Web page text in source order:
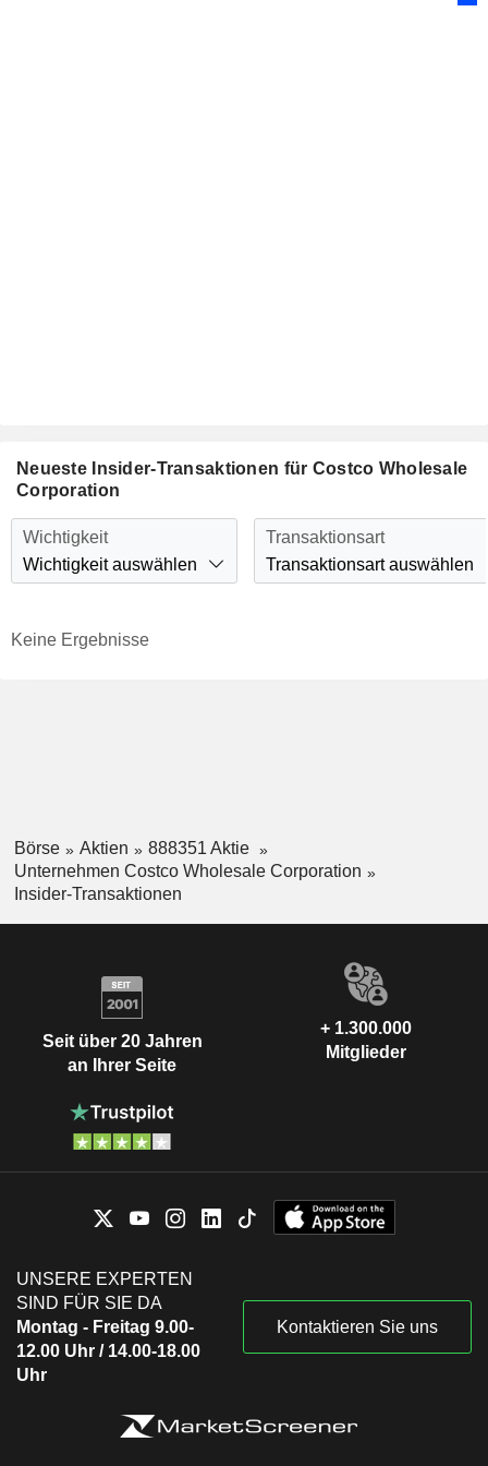
Neueste Insider-Transaktionen für Costco Wholesale
Corporation
Wichtigkeit
Wichtigkeit auswählen
Transaktionsart
Transaktionsart auswählen
Keine Ergebnisse
Börse Aktien
888351 Aktie
Unternehmen Costco Wholesale Corporation
Insider-Transaktionen
Seit über 20 Jahren
an Ihrer Seite
+ 1.300.000
Mitglieder
UNSERE EXPERTEN
SIND FÜR SIE DA
Montag - Freitag 9.00-
12.00 Uhr / 14.00-18.00
Uhr
Kontaktieren Sie uns